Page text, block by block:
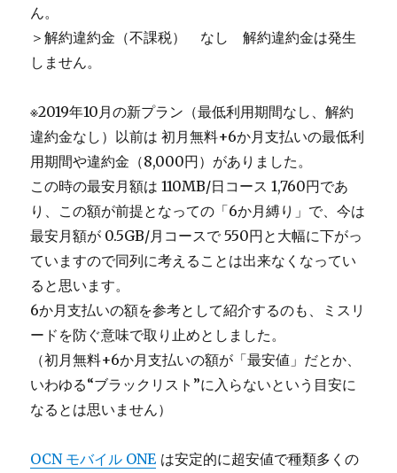
ん。
＞解約違約金（不課税） なし 解約違約金は発生
しません。
※2019年10月の新プラン（最低利用期間なし、解約
違約金なし）以前は 初月無料+6か月支払いの最低利
用期間や違約金（8,000円）がありました。
この時の最安月額は 110MB/日コース 1,760円であ
り、この額が前提となっての「6か月縛り」で、今は
最安月額が 0.5GB/月コースで 550円と大幅に下がっ
ていますので同列に考えることは出来なくなってい
ると思います。
6か月支払いの額を参考として紹介するのも、ミスリ
ードを防ぐ意味で取り止めとしました。
（初月無料+6か月支払いの額が「最安値」だとか、
いわゆる“ブラックリスト”に入らないという目安に
なるとは思いません）
OCN モバイル ONE は安定的に超安値で種類多くの